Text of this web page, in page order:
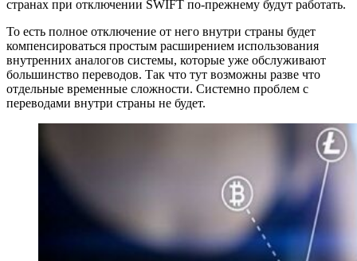
странах при отключении SWIFT по-прежнему будут работать.
То есть полное отключение от него внутри страны будет
компенсироваться простым расширением использования
внутренних аналогов системы, которые уже обслуживают
большинство переводов. Так что тут возможны разве что
отдельные временные сложности. Системно проблем с
переводами внутри страны не будет.